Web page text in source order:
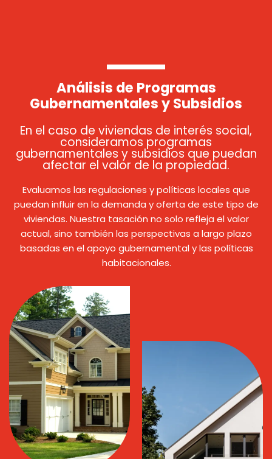
Análisis de Programas
Gubernamentales y Subsidios
En el caso de viviendas de interés social,
consideramos programas
gubernamentales y subsidios que puedan
afectar el valor de la propiedad.
Evaluamos las regulaciones y políticas locales que
puedan influir en la demanda y oferta de este tipo de
viviendas. Nuestra tasación no solo refleja el valor
actual, sino también las perspectivas a largo plazo
basadas en el apoyo gubernamental y las políticas
habitacionales.